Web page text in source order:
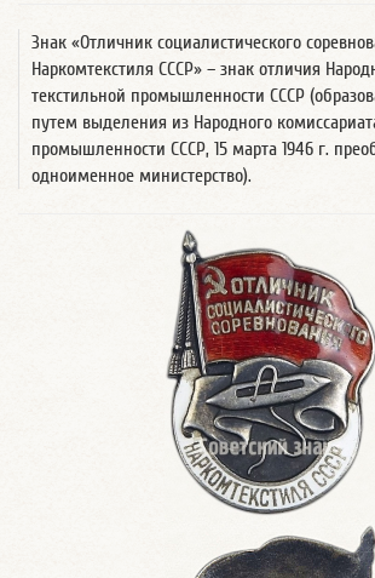
Знак «Отличник социалистического
Наркомтекстиля СССР» – знак отличия
текстильной промышленности СССР
путем выделения из Народного
промышленности СССР, 15 марта 1946 г.
одноименное министерство).